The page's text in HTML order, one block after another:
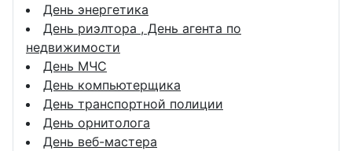
День энергетика
День риэлтора , День агента по
недвижимости
День МЧС
День компьютерщика
День транспортной полиции
День орнитолога
День веб-мастера